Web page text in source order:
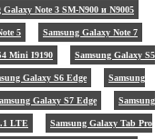
Galaxy Note 3 SM-N900 и N9005
5 Samsung Galaxy Note 7
Mini I9190 Samsung Galaxy S5
Galaxy S6 Edge Samsung
Galaxy S7 Edge Samsung
LTE Samsung Galaxy Tab Pro